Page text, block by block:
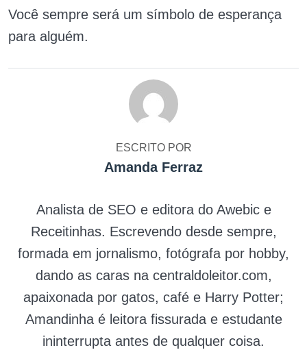
Você sempre será um símbolo de esperança
para alguém.
ESCRITO POR
Amanda Ferraz
Analista de SEO e editora do Awebic e
Receitinhas. Escrevendo desde sempre,
formada em jornalismo, fotógrafa por hobby,
dando as caras na centraldoleitor.com,
apaixonada por gatos, café e Harry Potter;
Amandinha é leitora fissurada e estudante
ininterrupta antes de qualquer coisa.